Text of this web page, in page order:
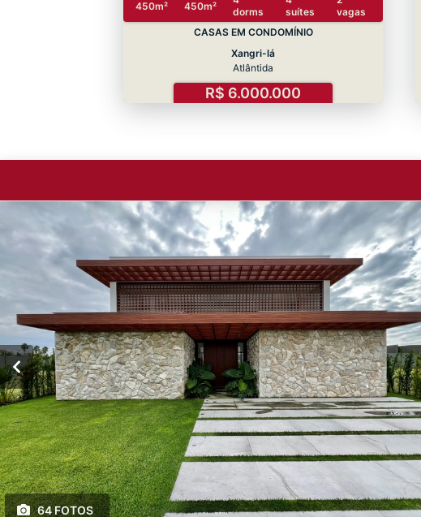
450m² 450m²
dorms
suítes
vagas
CASAS EM CONDOMÍNIO
Xangri-lá
Atlântida
R$ 6.000.000
64 FOTOS